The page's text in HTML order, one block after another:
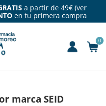
a partir de 49€ (ver
en tu primera compra
0
marca SEID